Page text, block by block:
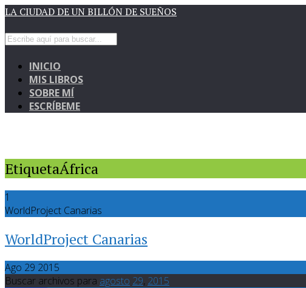
LA CIUDAD DE UN BILLÓN DE SUEÑOS
INICIO
MIS LIBROS
SOBRE MÍ
ESCRÍBEME
EtiquetaÁfrica
1
WorldProject Canarias
WorldProject Canarias
Ago 29 2015
Buscar archivos para agosto 29, 2015